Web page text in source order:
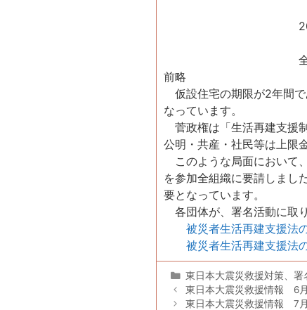
2011年
全国災対
前略
仮設住宅の期限が2年間で
なっています。
菅政権は「生活再建支援
公明・共産・社民等は上限
このような局面において
を参加全組織に要請しまし
要となっています。
各団体が、署名活動に取
被災者生活再建支援法
被災者生活再建支援法
カ
テ
ゴ
東日本大震災救援対策 、署
東日本大震災救援情報 6
東日本大震災救援情報 7